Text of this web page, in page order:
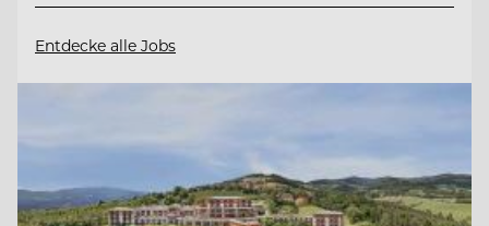
Entdecke alle Jobs